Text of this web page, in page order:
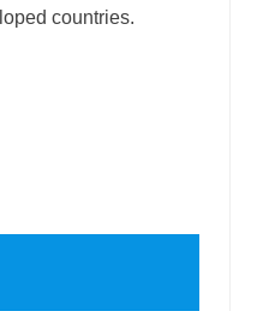
countries.